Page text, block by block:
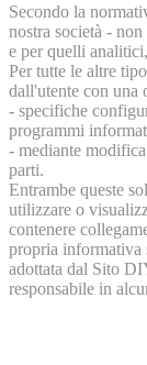
Secondo la
nostra società -
e per quelli
Per tutte le altre
dall'utente con una
- specifiche
programmi
- mediante
parti.
Entrambe queste
utilizzare o
contenere
propria informativa
adottata dal Sito
responsabile in